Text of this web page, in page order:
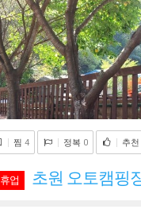
찜 4 정복 0 추천
휴업 초원 오토캠핑